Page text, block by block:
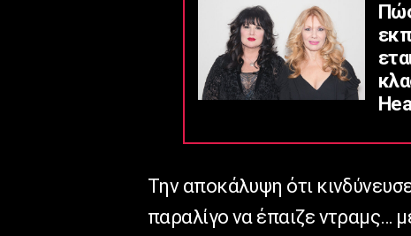
Την αποκάλυψη ότι
παραλίγο να έπαιζε ντραμς…